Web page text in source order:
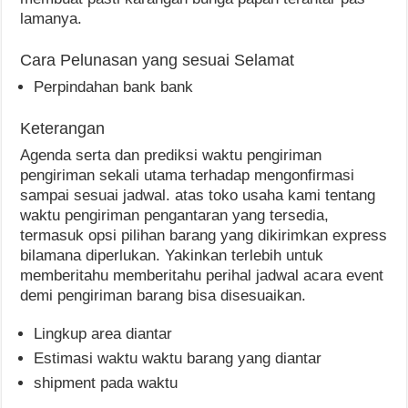
lamanya.
Cara Pelunasan yang sesuai Selamat
Perpindahan bank bank
Keterangan
Agenda serta dan prediksi waktu pengiriman
pengiriman sekali utama terhadap mengonfirmasi
sampai sesuai jadwal. atas toko usaha kami tentang
waktu pengiriman pengantaran yang tersedia,
termasuk opsi pilihan barang yang dikirimkan express
bilamana diperlukan. Yakinkan terlebih untuk
memberitahu memberitahu perihal jadwal acara event
demi pengiriman barang bisa disesuaikan.
Lingkup area diantar
Estimasi waktu waktu barang yang diantar
shipment pada waktu